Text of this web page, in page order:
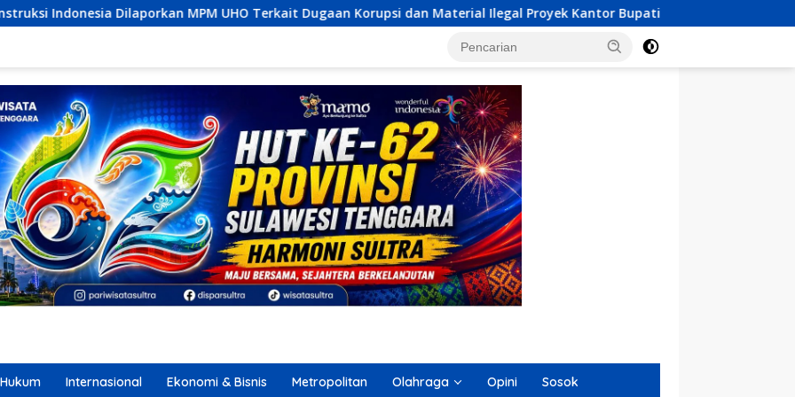
UHO Terkait Dugaan Korupsi dan Material Ilegal Proyek Kantor Bupati Buton Selatan Laba Meningkat 18,11
Hukum Internasional Ekonomi & Bisnis Metropolitan Olahraga Opini Sosok